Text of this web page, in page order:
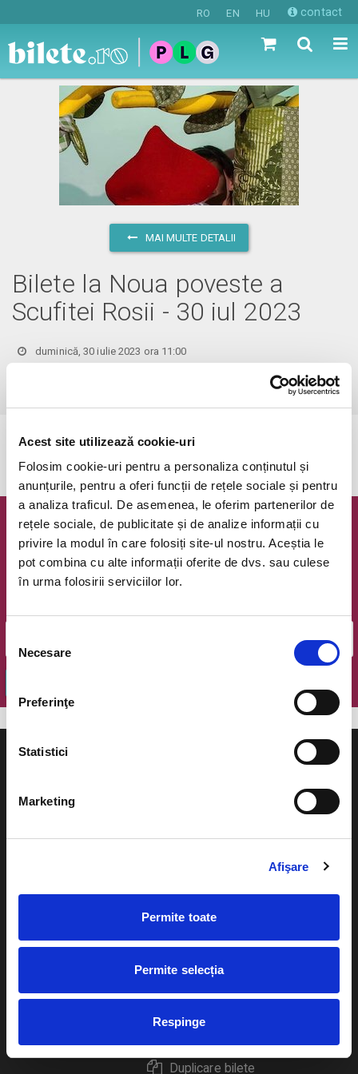
Acest site utilizează cookie-uri
Folosim cookie-uri pentru a personaliza conținutul și
anunțurile, pentru a oferi funcții de rețele sociale și pentru
a analiza traficul. De asemenea, le oferim partenerilor de
rețele sociale, de publicitate și de analize informații cu
privire la modul în care folosiți site-ul nostru. Aceștia le
pot combina cu alte informații oferite de dvs. sau culese
în urma folosirii serviciilor lor.
consimțământului
Necesare
Preferinţe
Statistici
Marketing
Afişare
Permite toate
Permite selecția
Respinge
RO EN HU contact
MAI MULTE DETALII
Bilete la Noua poveste a
Scufitei Rosii - 30 iul 2023
duminică, 30 iulie 2023 ora 11:00
Evenimentul a expirat.
Newsletter @ Bilete.ro
Oferte exclusive si o editie saptamanala cu cele mai noi
evenimente.
Cum comand bilete?
eBilet printat acasa
Returnare bilete
Duplicare bilete
Pentru copii
Diverse